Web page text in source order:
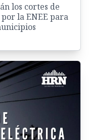
los cortes de
la ENEE para